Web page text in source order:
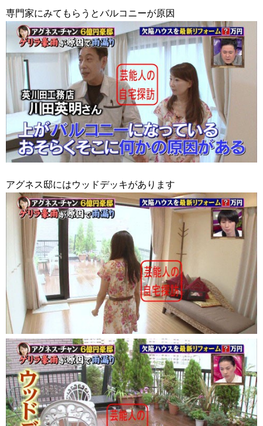
専門家にみてもらうとバルコニーが原因
アグネス邸にはウッドデッキがあります